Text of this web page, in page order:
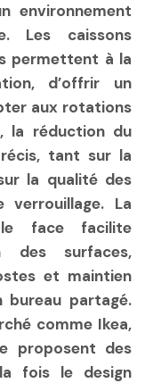
environnement
Les caissons
permettent à la
d’offrir un
aux rotations
la réduction du
tant sur la
la qualité des
La
face facilite
des surfaces,
et maintien
bureau partagé.
comme Ikea,
proposent des
fois le design